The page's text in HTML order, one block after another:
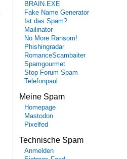
BRAIN.EXE
Fake Name Generator
Ist das Spam?
Mailinator
No More Ransom!
Phishingradar
RomanceScambaiter
Spamgourmet
Stop Forum Spam
Telefonpaul
Meine Spam
Homepage
Mastodon
Pixelfed
Technische Spam
Anmelden